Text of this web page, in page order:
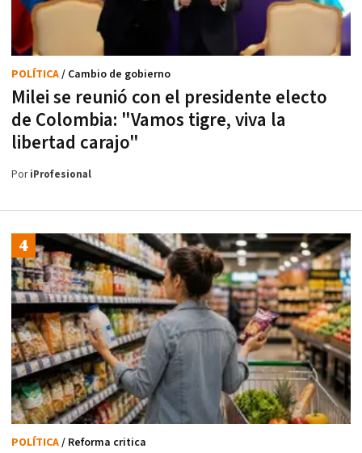
Milei se reunió con el presidente electo
de Colombia: "Vamos tigre, viva la
libertad carajo"
POLÍTICA/ Cambio de gobierno
PoriProfesional
POLÍTICA/ Reforma critica